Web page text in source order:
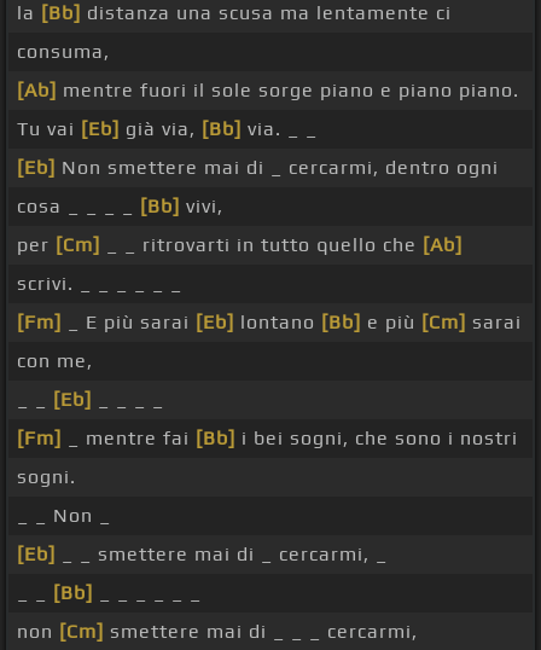
la [Bb] distanza una scusa ma lentamente ci
consuma,
[Ab] mentre fuori il sole sorge piano e piano piano.
Tu vai [Eb] già via, [Bb] via. _ _
[Eb] Non smettere mai di _ cercarmi, dentro ogni
cosa _ _ _ _
[Bb] vivi,
per [Cm] _ _ ritrovarti in tutto quello che [Ab]
scrivi. _ _ _ _ _ _
[Fm]
_ E più sarai [Eb] lontano [Bb] e più [Cm] sarai
con me,
[Eb]
[Fm]
_ mentre fai [Bb] i bei sogni, che sono i nostri
sogni.
_ _ Non _
[Eb]
_ _ smettere mai di _ cercarmi, _
[Bb]
non [Cm] smettere mai di _ _ _ cercarmi,